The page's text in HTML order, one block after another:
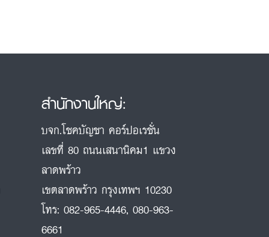
สำนักงานใหญ่:
บจก.โชคบัญชา คอร์ปอเรชั่น
เลขที่ 80 ถนนเสนานิคม1 แขวง
ลาดพร้าว
เขตลาดพร้าว กรุงเทพฯ 10230
โทร: 082-965-4446, 080-963-
6661